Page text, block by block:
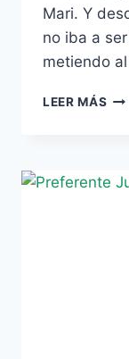
Mari. Y
no iba a
metiendo
LEER MÁS